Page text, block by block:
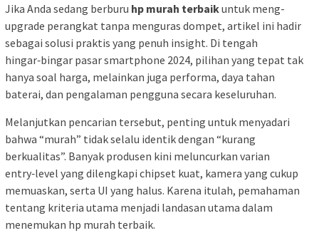
Jika Anda sedang berburu hp murah terbaikuntuk meng-
upgrade perangkat tanpa menguras dompet, artikel ini hadir
sebagai solusi praktis yang penuh insight. Di tengah
hingar‑bingar pasar smartphone 2024, pilihan yang tepat tak
hanya soal harga, melainkan juga performa, daya tahan
baterai, dan pengalaman pengguna secara keseluruhan.
Melanjutkan pencarian tersebut, penting untuk menyadari
bahwa “murah” tidak selalu identik dengan “kurang
berkualitas”. Banyak produsen kini meluncurkan varian
entry‑level yang dilengkapi chipset kuat, kamera yang cukup
memuaskan, serta UI yang halus. Karena itulah, pemahaman
tentang kriteria utama menjadi landasan utama dalam
menemukan hp murah terbaik.